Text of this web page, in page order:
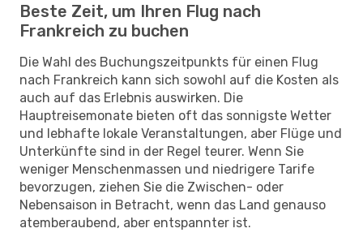
Beste Zeit, um Ihren Flug nach
Frankreich zu buchen
Die Wahl des Buchungszeitpunkts für einen Flug
nach Frankreich kann sich sowohl auf die Kosten als
auch auf das Erlebnis auswirken. Die
Hauptreisemonate bieten oft das sonnigste Wetter
und lebhafte lokale Veranstaltungen, aber Flüge und
Unterkünfte sind in der Regel teurer. Wenn Sie
weniger Menschenmassen und niedrigere Tarife
bevorzugen, ziehen Sie die Zwischen- oder
Nebensaison in Betracht, wenn das Land genauso
atemberaubend, aber entspannter ist.